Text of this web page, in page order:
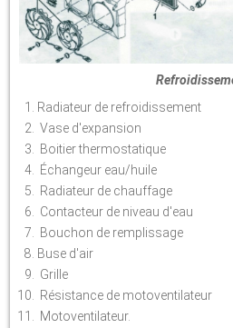
Radiateur de refroidissement
Vase d'expansion
Boitier thermostatique
Échangeur eau/huile
Radiateur de chauffage
Contacteur de niveau d'eau
Bouchon de remplissage
Buse d'air
Grille
Résistance de motoventilateur
Motoventilateur.